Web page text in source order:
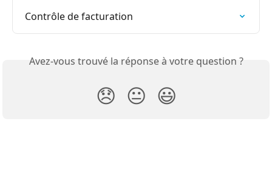
Contrôle de facturation
Avez-vous trouvé la réponse à votre question ?
😞 😐 😃